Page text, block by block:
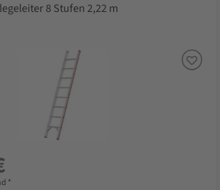
8 Stufen 2,22 m
*